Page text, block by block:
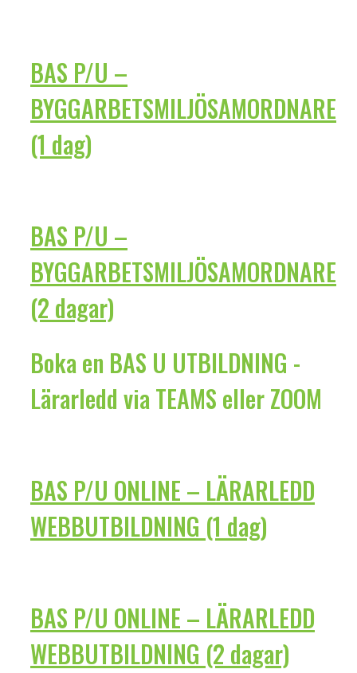
BAS P/U –
BYGGARBETSMILJÖSAMORDNARE
(1 dag)
BAS P/U –
BYGGARBETSMILJÖSAMORDNARE
(2 dagar)
Boka en BAS U UTBILDNING -
Lärarledd via TEAMS eller ZOOM
BAS P/U ONLINE – LÄRARLEDD
WEBBUTBILDNING (1 dag)
BAS P/U ONLINE – LÄRARLEDD
WEBBUTBILDNING (2 dagar)